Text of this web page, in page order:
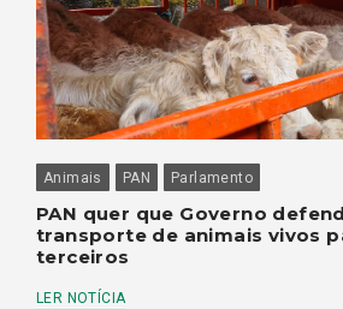
Animais PAN Parlamento
PAN quer que Governo
transporte de animais vivos
terceiros
LER NOTÍCIA